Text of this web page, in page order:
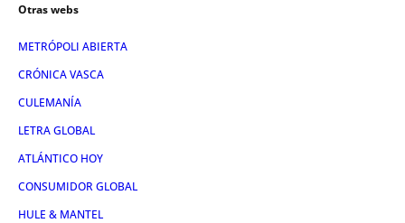
Otras webs
METRÓPOLI ABIERTA
CRÓNICA VASCA
CULEMANÍA
LETRA GLOBAL
ATLÁNTICO HOY
CONSUMIDOR GLOBAL
HULE & MANTEL